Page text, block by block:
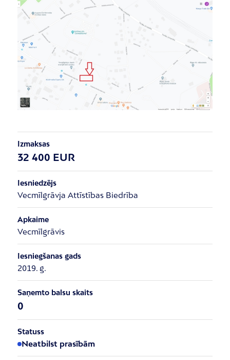
Izmaksas
32 400 EUR
Iesniedzējs
Vecmīlgrāvja Attīstības Biedrība
Apkaime
Vecmīlgrāvis
Iesniegšanas gads
2019. g.
Saņemto balsu skaits
0
Statuss
Neatbilst prasībām